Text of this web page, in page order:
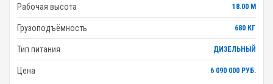
Рабочая высота 18.00 М
Грузоподъёмность 680 КГ
Тип питания ДИЗЕЛЬНЫЙ
Цена 6 090 000 РУБ.